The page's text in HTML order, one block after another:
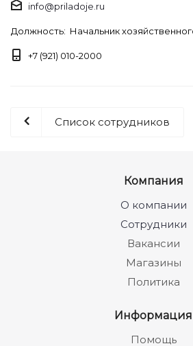
info@priladoje.ru
Должность: Начальник
+7 (921) 010-2000
Список сотрудников
Компания
О компании
Сотрудники
Вакансии
Магазины
Политика
Информация
Помощь